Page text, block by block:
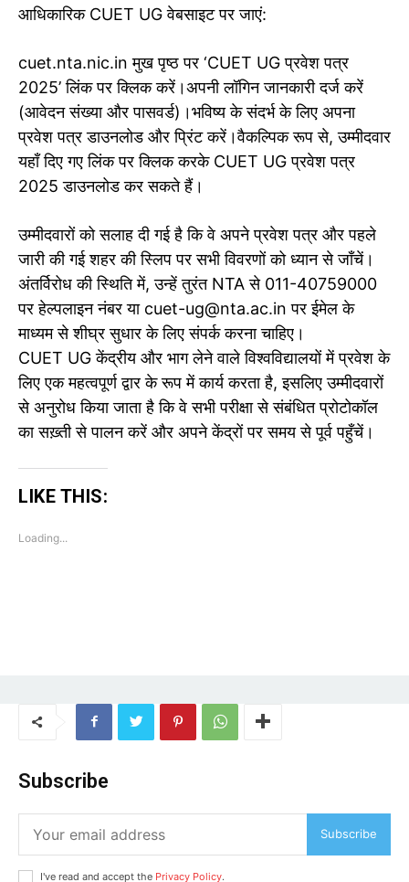
आधिकारिक CUET UG वेबसाइट पर जाएं:
cuet.nta.nic.in मुख पृष्ठ पर ‘CUET UG प्रवेश पत्र
2025’ लिंक पर क्लिक करें।अपनी लॉगिन जानकारी दर्ज करें
(आवेदन संख्या और पासवर्ड)।भविष्य के संदर्भ के लिए अपना
प्रवेश पत्र डाउनलोड और प्रिंट करें।वैकल्पिक रूप से, उम्मीदवार
यहाँ दिए गए लिंक पर क्लिक करके CUET UG प्रवेश पत्र
2025 डाउनलोड कर सकते हैं।
उम्मीदवारों को सलाह दी गई है कि वे अपने प्रवेश पत्र और पहले
जारी की गई शहर की स्लिप पर सभी विवरणों को ध्यान से जाँचें।
अंतर्विरोध की स्थिति में, उन्हें तुरंत NTA से 011-40759000
पर हेल्पलाइन नंबर या cuet-ug@nta.ac.in पर ईमेल के
माध्यम से शीघ्र सुधार के लिए संपर्क करना चाहिए।
CUET UG केंद्रीय और भाग लेने वाले विश्वविद्यालयों में प्रवेश के
लिए एक महत्वपूर्ण द्वार के रूप में कार्य करता है, इसलिए उम्मीदवारों
से अनुरोध किया जाता है कि वे सभी परीक्षा से संबंधित प्रोटोकॉल
का सख़्ती से पालन करें और अपने केंद्रों पर समय से पूर्व पहुँचें।
LIKE THIS:
Loading...
Subscribe
Subscribe
I've read and accept the Privacy Policy.